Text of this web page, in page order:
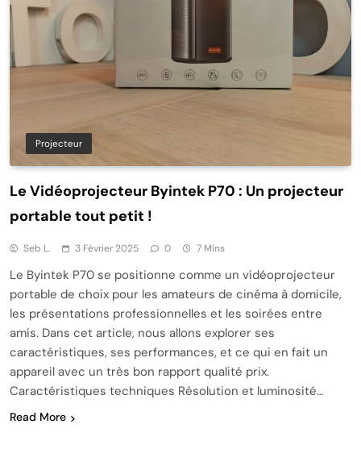
Projecteur
Le Vidéoprojecteur Byintek P70 : Un projecteur
portable tout petit !
Seb L. 3 Février 2025 0 7 Mins
Le Byintek P70 se positionne comme un vidéoprojecteur
portable de choix pour les amateurs de cinéma à domicile,
les présentations professionnelles et les soirées entre
amis. Dans cet article, nous allons explorer ses
caractéristiques, ses performances, et ce qui en fait un
appareil avec un très bon rapport qualité prix.
Caractéristiques techniques Résolution et luminosité…
Read More